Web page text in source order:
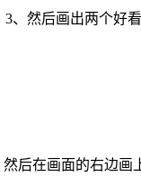
然后画出两个好
后在画面的右边画